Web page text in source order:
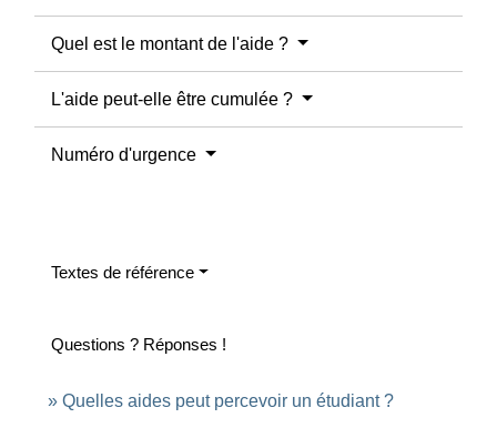
Quel est le montant de l'aide ?
L'aide peut-elle être cumulée ?
Numéro d'urgence
Textes de référence
Questions ? Réponses !
Quelles aides peut percevoir un étudiant ?